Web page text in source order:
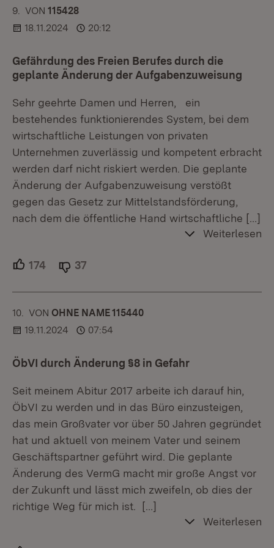
9. KOMMENTAR
VON :115428
18.11.2024
20:12
Gefährdung des Freien Berufes durch die
geplante Änderung der Aufgabenzuweisung
Sehr geehrte Damen und Herren, ein
bestehendes funktionierendes System, bei dem
wirtschaftliche Leistungen von privaten
Unternehmen zuverlässig und kompetent erbracht
werden darf nicht riskiert werden. Die geplante
Änderung der Aufgabenzuweisung verstößt
gegen das Gesetz zur Mittelstandsförderung,
nach dem die öffentliche Hand wirtschaftliche […]
Weiterlesen
174 Unterstützer.
37
10. KOMMENTAR
VON :OHNE NAME 115440
19.11.2024
07:54
ÖbVI durch Änderung §8 in Gefahr
Seit meinem Abitur 2017 arbeite ich darauf hin,
ÖbVI zu werden und in das Büro einzusteigen,
das mein Großvater vor über 50 Jahren gegründet
hat und aktuell von meinem Vater und seinem
Geschäftspartner geführt wird. Die geplante
Änderung des VermG macht mir große Angst vor
der Zukunft und lässt mich zweifeln, ob dies der
richtige Weg für mich ist.
[…]
Weiterlesen